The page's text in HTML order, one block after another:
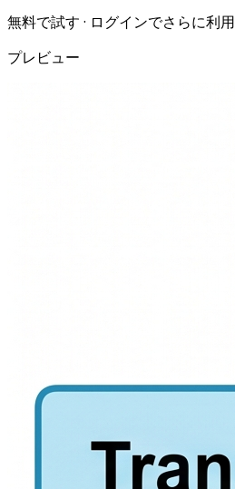
無料で試す · ログインでさらに利用
プレビュー